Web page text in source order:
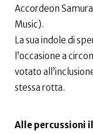
Accordeon
Music).
La sua indole di
l’occasione a
votato
stessa rotta.
Alle percussioni